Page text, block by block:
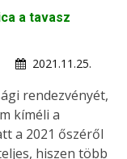
a tavasz
2021.11.25.
rendezvényét,
kíméli a
a 2021 őszéről
hiszen több